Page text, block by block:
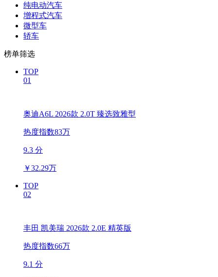
纯电动汽车
增程式汽车
微型车
轿车
榜单筛选
TOP
01
奥迪A6L 2026款 2.0T 臻选致雅型
热度指数83万
9.3 分
￥32.29万
TOP
02
丰田 凯美瑞 2026款 2.0E 精英版
热度指数66万
9.1 分